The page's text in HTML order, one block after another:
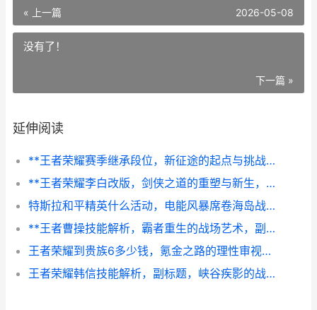
« 上一篇 2026-05-08
没有了！
下一篇 »
延伸阅读
**王者荣耀赛季继承段位，新征途的起点与挑战**
**王者荣耀李白改版，剑侠之道的重塑与新生，副标题，从飘逸刺客到节奏大师的蜕变之路**
特斯拉和平精英什么活动，电能风暴席卷海岛战场副标题
**王者曹操技能解析，霸者重生的战场艺术，副标题，峡谷枭雄的生存与征服之道**
王者荣耀到贵族6多少钱，氪金之路的理性审视，副标题，一段虚拟荣耀的价值衡量
王者荣耀韩信技能解析，副标题，峡谷疾影的战术艺术